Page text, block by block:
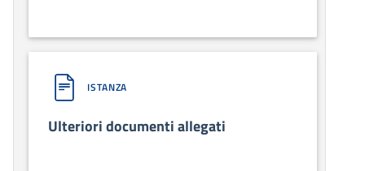
ISTANZA
Ulteriori documenti allegati